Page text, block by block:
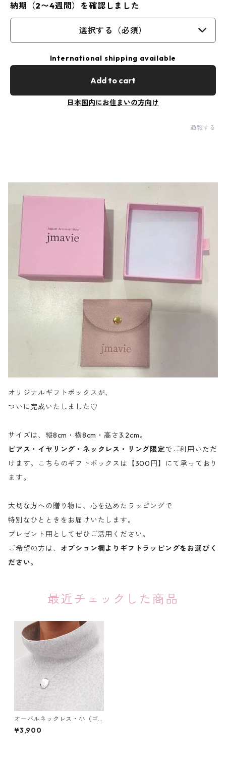
納期（2〜4週間）を確認しました
選択する（必須）
International shipping available
Add to cart
日本国内にお住まいの方向け
通報する
オリジナルギフトボックスが、
ついに完成いたしました♡
サイズは、縦8cm・横8cm・高さ3.2cm。
ピアス・イヤリング・ネックレス・リング限定でご利用いただ
けます。こちらのギフトボックスは【300円】にて承っており
ます。
大切な方への贈り物に、心を込めたラッピングで
特別なひとときをお届けいたします。
プレゼント用としてぜひご活用ください。
ご希望の方は、 オプション欄よりギフトラッピングをお選びく
ださい。
最近チェックした商品
オーバルネックレス・小（ゴ
ールド・シルバー）：376
¥3,900